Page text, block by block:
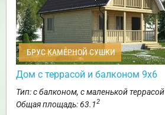
БРУС КАМЕРНОЙ СУШКИ
Дом с террасой и балконом 9х6
Тип: с балконом, с маленькой террасой
Общая площадь: 63.12